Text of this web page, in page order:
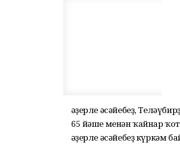
Ҡәҙерле әсәйебеҙ,
65 йәше менән ҡайнар
Ҡәҙерле әсәйебеҙ